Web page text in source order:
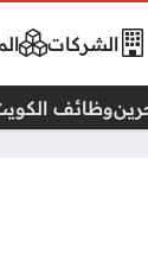
الشركات
وظائف